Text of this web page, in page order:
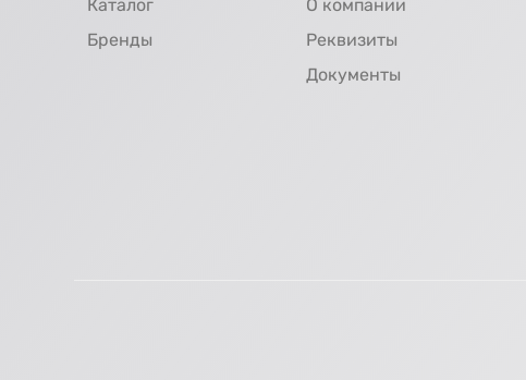
Каталог
Бренды
О компании
Реквизиты
Документы